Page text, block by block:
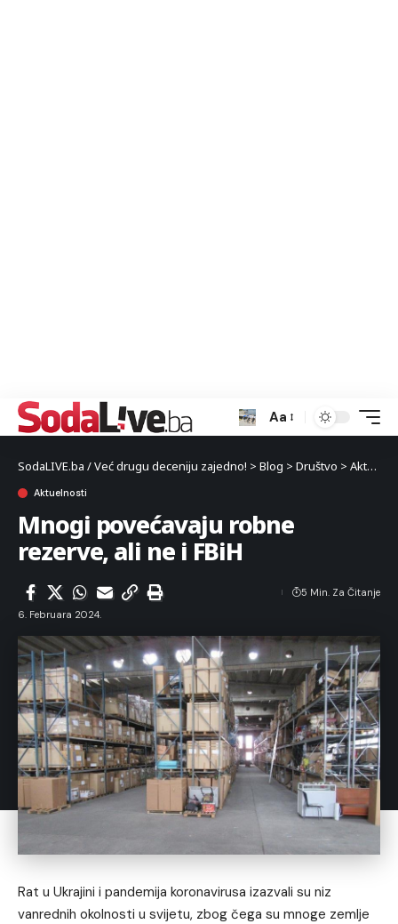
Aa
SodaLIVE.ba / Već drugu deceniju zajedno! > Blog > Društvo > Aktuelnosti
Aktuelnosti
Mnogi povećavaju robne
rezerve, ali ne i FBiH
6. Februara 2024.
5 Min. Za Čitanje
Rat u Ukrajini i pandemija koronavirusa izazvali su niz
vanrednih okolnosti u svijetu, zbog čega su mnoge zemlje